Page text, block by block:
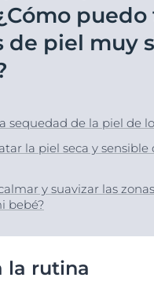
de piel muy
sequedad de la piel de
la piel seca y sensible
y suavizar las
bebé?
la rutina